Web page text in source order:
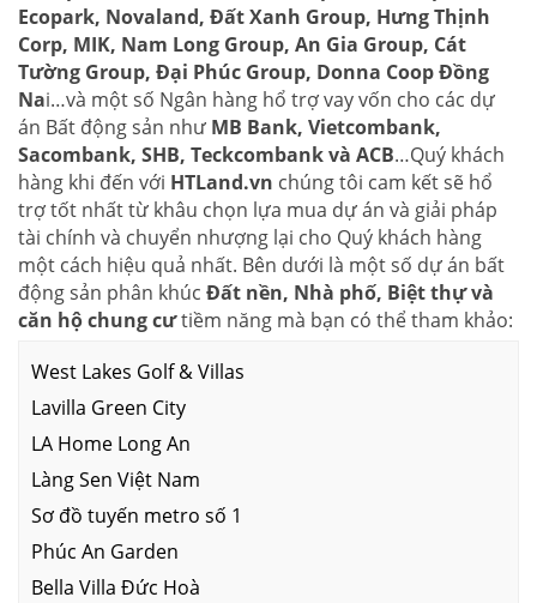
Ecopark, Novaland, Đất Xanh Group, Hưng Thịnh
Corp, MIK, Nam Long Group, An Gia Group, Cát
Tường Group, Đại Phúc Group, Donna Coop Đồng
Nai…và một số Ngân hàng hổ trợ vay vốn cho các dự
án Bất động sản như MB Bank, Vietcombank,
Sacombank, SHB, Teckcombank và ACB…Quý khách
hàng khi đến với HTLand.vn chúng tôi cam kết sẽ hổ
trợ tốt nhất từ khâu chọn lựa mua dự án và giải pháp
tài chính và chuyển nhượng lại cho Quý khách hàng
một cách hiệu quả nhất. Bên dưới là một số dự án bất
động sản phân khúc Đất nền, Nhà phố, Biệt thự và
căn hộ chung cưtiềm năng mà bạn có thể tham khảo:
West Lakes Golf & Villas
Lavilla Green City
LA Home Long An
Làng Sen Việt Nam
Sơ đồ tuyến metro số 1
Phúc An Garden
Bella Villa Đức Hoà